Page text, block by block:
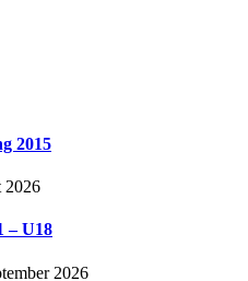
2015
2026
– U18
2026